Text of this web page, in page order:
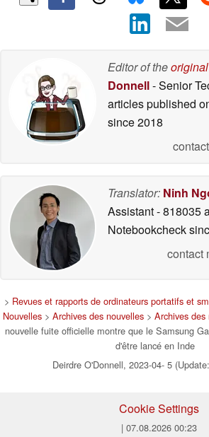
Editor of the
Donnell- Senior
articles published
since 2018
Translator: Ninh
Assistant- 818035
Notebookcheck
contact
> Revues et rapports de ordinateurs portatifs et
Nouvelles> Archives des nouvelles> Archives des
nouvelle fuite officielle montre que le Samsung
d'être lancé en Inde
Deirdre O'Donnell, 2023-04- 5
Cookie Settings
| 07.08.2026 00:23